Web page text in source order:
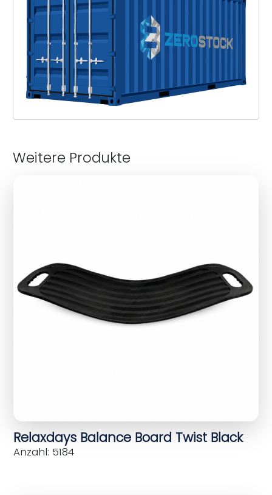
Weitere Produkte
Relaxdays Balance Board Twist Black
Anzahl: 5184